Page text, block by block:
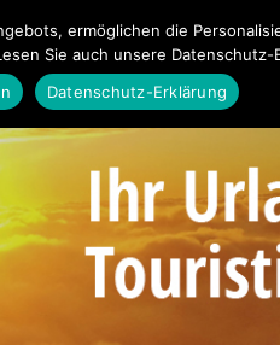
ermöglichen die
Sie auch unsere Datenschutz-
Datenschutz-Erklärung